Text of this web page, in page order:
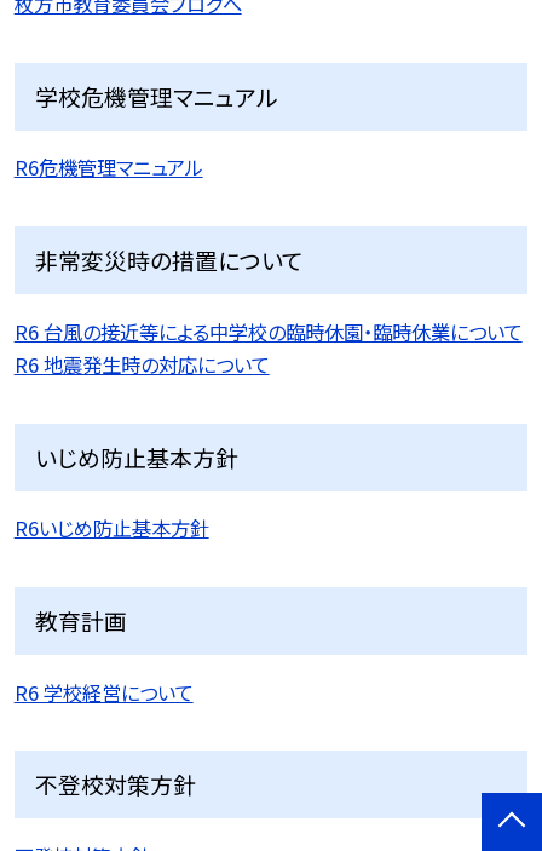
学校危機管理マニュアル
R6危機管理マニュアル
非常変災時の措置について
R6 台風の接近等による中学校の臨時休園・臨時休業について
R6 地震発生時の対応について
いじめ防止基本方針
R6いじめ防止基本方針
教育計画
R6 学校経営について
不登校対策方針